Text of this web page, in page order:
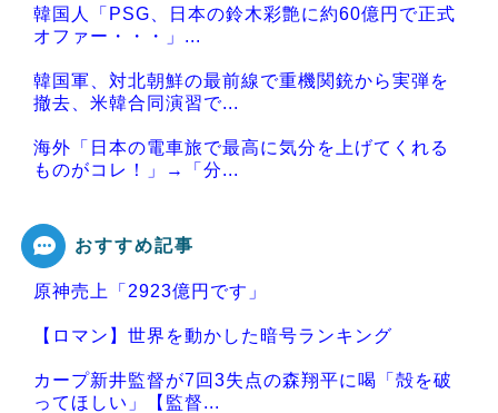
韓国人「PSG、日本の鈴木彩艶に約60億円で正式
オファー・・・」...
韓国軍、対北朝鮮の最前線で重機関銃から実弾を
撤去、米韓合同演習で...
海外「日本の電車旅で最高に気分を上げてくれる
ものがコレ！」→「分...
Powered by livedoor 相互RSS
おすすめ記事
原神売上「2923億円です」
【ロマン】世界を動かした暗号ランキング
カープ新井監督が7回3失点の森翔平に喝「殻を破
ってほしい」【監督...